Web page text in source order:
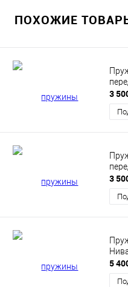
ПОХОЖИЕ
3
3
5